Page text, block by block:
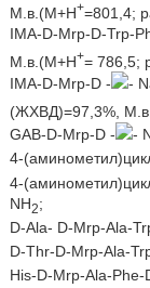
М.в.(М+H+=801,4;
IMA-D-Mrp-D-Trp-
М.в.(М+H+= 786,5;
IMA-D-Mrp-D -
-
(ЖХВД)=97,3%,
GAB-D-Mrp-D -
-
4-
4-
NH2;
D-Ala- D-Mrp-Ala-
D-Thr-D-Mrp-Ala-
His-D-Mrp-Ala-Phe-